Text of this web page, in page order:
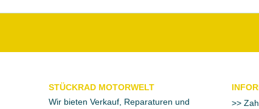
STÜCKRAD MOTORWELT
Wir bieten Verkauf, Reparaturen und